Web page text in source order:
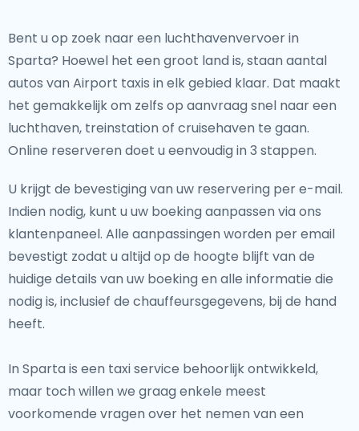
Bent u op zoek naar een luchthavenvervoer in
Sparta? Hoewel het een groot land is, staan aantal
autos van Airport taxis in elk gebied klaar. Dat maakt
het gemakkelijk om zelfs op aanvraag snel naar een
luchthaven, treinstation of cruisehaven te gaan.
Online reserveren doet u eenvoudig in 3 stappen.
U krijgt de bevestiging van uw reservering per e-mail.
Indien nodig, kunt u uw boeking aanpassen via ons
klantenpaneel. Alle aanpassingen worden per email
bevestigt zodat u altijd op de hoogte blijft van de
huidige details van uw boeking en alle informatie die
nodig is, inclusief de chauffeursgegevens, bij de hand
heeft.
In Sparta is een taxi service behoorlijk ontwikkeld,
maar toch willen we graag enkele meest
voorkomende vragen over het nemen van een